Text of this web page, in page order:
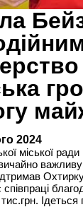
2024
міської
Ідеться